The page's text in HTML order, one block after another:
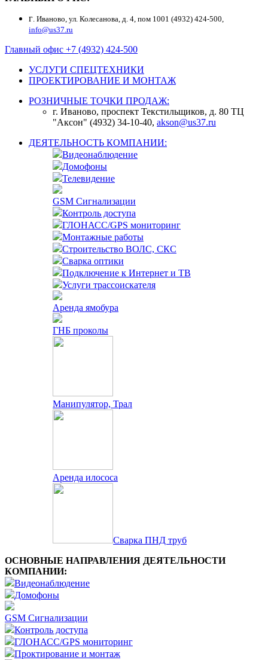
г. Иваново, ул. Колесанова, д. 4, пом 1001 (4932) 424-500,
info@us37.ru
Главный офис +7 (4932) 424-500
УСЛУГИ СПЕЦТЕХНИКИ
ПРОЕКТИРОВАНИЕ И МОНТАЖ
РОЗНИЧНЫЕ ТОЧКИ ПРОДАЖ:
г. Иваново, проспект Текстильщиков, д. 80 ТЦ
"Аксон" (4932) 34-10-40, akson@us37.ru
ДЕЯТЕЛЬНОСТЬ КОМПАНИИ:
Видеонаблюдение
Домофоны
Телевидение
GSM Сигнализации
Контроль доступа
ГЛОНАСС/GPS мониторинг
Монтажные работы
Строительство ВОЛС, СКС
Сварка оптики
Подключение к Интернет и ТВ
Услуги трассоискателя
Аренда ямобура
ГНБ проколы
Манипулятор, Трал
Аренда илососа
Сварка ПНД труб
ОСНОВНЫЕ НАПРАВЛЕНИЯ ДЕЯТЕЛЬНОСТИ
КОМПАНИИ:
Видеонаблюдение
Домофоны
GSM Сигнализации
Контроль доступа
ГЛОНАСС/GPS мониторинг
Проктирование и монтаж